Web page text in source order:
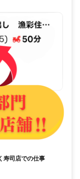
寿司店での仕事